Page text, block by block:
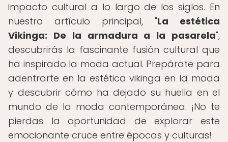
impacto cultural a lo largo de los siglos. En
nuestro artículo principal, "La estética
Vikinga: De la armadura a la pasarela",
descubrirás la fascinante fusión cultural que
ha inspirado la moda actual. Prepárate para
adentrarte en la estética vikinga en la moda
y descubrir cómo ha dejado su huella en el
mundo de la moda contemporánea. ¡No te
pierdas la oportunidad de explorar este
emocionante cruce entre épocas y culturas!